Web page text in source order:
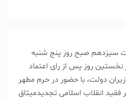
سیزدهم صبح روز پنج شنبه
روز پس از رای اعتماد
دولت، با حضور در حرم مطهر
فقید انقلاب اسلامی تجدیدمیثاق